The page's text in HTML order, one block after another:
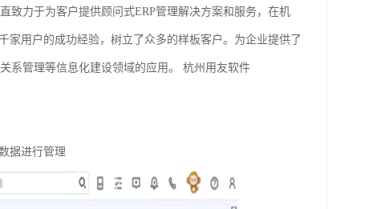
致力于为客户提供顾问式ERP管理解决方案和服务，在机
家用户的成功经验，树立了众多的样板客户。为企业提供了
系管理等信息化建设领域的应用。 杭州用友软件
据进行管理